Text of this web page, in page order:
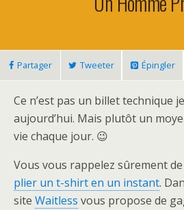
Partager Tweeter Épingler
Ce n’est pas un billet technique
aujourd’hui. Mais plutôt un
vie chaque jour. 😉
Vous vous rappelez sûrement
plier un t-shirt en un instant.
site Waitless vous propose de